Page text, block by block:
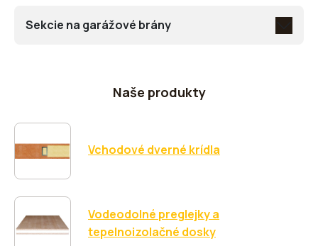
Sekcie na garážové brány
Naše produkty
Vchodové dverné krídla
Vodeodolné preglejky a
tepelnoizolačné dosky